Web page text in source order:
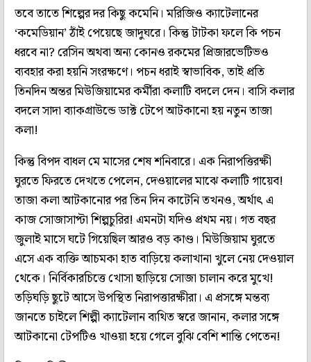
তবে তাতে শিল্পের দর কিছু কমেনি। মরিজিও ক্যাটেলানের
‘কমেডিয়ান’ ঠাঁই পেয়েছে জাদুঘরে। কিন্তু টাটকা ফলে কি পচন
ধরবে না? রেসিন অথবা অন্য কোনও রকমের প্রিজারভেটিভও
ব্যবহার করা হয়নি সংরক্ষণে। পচন ধরাই স্বাভাবিক, তাই প্রতি
তিনদিন অন্তর মিউজিয়ামের কর্মীরা কলাটি বদলে দেন। বাসি কলার
বদলে সাদা ব্যাকগ্রাউন্ডে ডাক্ট টেপে আটকানো হয় নতুন তাজা
কলা!
কিন্তু বিপদ বাধল মে মাসের শেষ শনিবারে। এক নিরাপত্তিরক্ষী
ঘুরতে ফিরতে দেখতে পেলেন, দেওয়ালের মাঝে কলাটি গায়েব!
তাজা কলা আটকানোর পর তিন দিন কাটেনি তখনও, অর্থাৎ এ
কাজ সোজাসাপ্টা শিল্পচুরির! এমনটা যদিও প্রথম নয়। গত বছর
জুলাই মাসে ঘটে গিয়েছিল আরও বড় কাণ্ড। মিউজিয়াম ঘুরতে
এসে এক ব্যক্তি আচমকা হাত বাড়িয়ে কলাখানা খুলে নেয় দেওয়াল
থেকে। নির্বিকারচিত্তে খোসা ছাড়িয়ে সোজা চালান করে মুখে!
তড়িঘড়ি ছুটে আসে উপস্থিত নিরাপত্তারক্ষীরা। এ প্রসঙ্গে মন্তব্য
জানতে চাইলে শিল্পী ক্যাটেলান ব্যথিত স্বরে জানান, কলার সঙ্গে
আটকানো টেপটিও খাওয়া হয়ে গেলে বুঝি বেশি শান্তি পেতেন!